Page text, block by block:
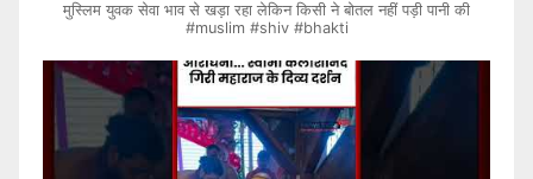
मुस्लिम युवक सेवा भाव से खड़ा रहा लेकिन किसी ने बोतल नहीं पड़ी पानी की
#muslim #shiv #bhakti